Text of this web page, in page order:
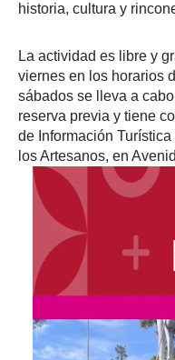
historia, cultura y
La actividad es libre y
viernes en los horarios
sábados se lleva a
reserva previa y tiene
de Información
los Artesanos, en